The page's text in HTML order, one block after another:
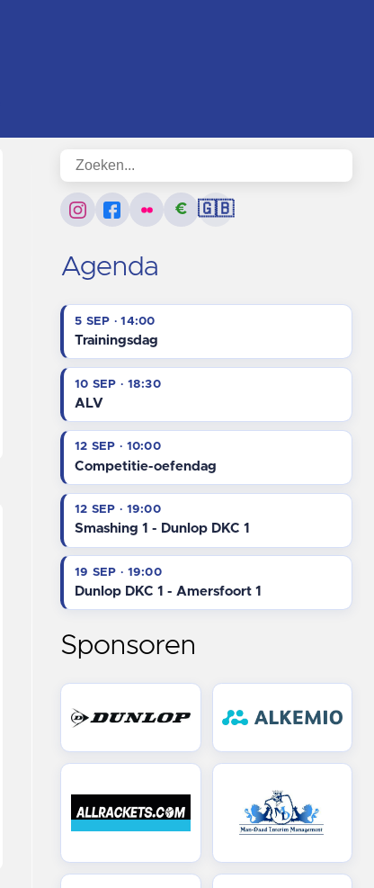
€ 🇬🇧
Agenda
5 SEP · 14:00
Trainingsdag
10 SEP · 18:30
ALV
12 SEP · 10:00
Competitie-oefendag
12 SEP · 19:00
Smashing 1 - Dunlop DKC 1
19 SEP · 19:00
Dunlop DKC 1 - Amersfoort 1
Sponsoren